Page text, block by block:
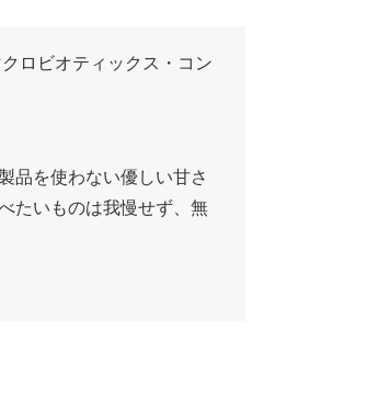
ロビオティックス・コン
品を使わない優しい甘さ
たいものは我慢せず、無